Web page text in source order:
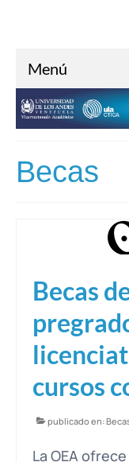
Menú
Inicio
Investigación
Becas
Becas
cursos
publicado en:
La OEA